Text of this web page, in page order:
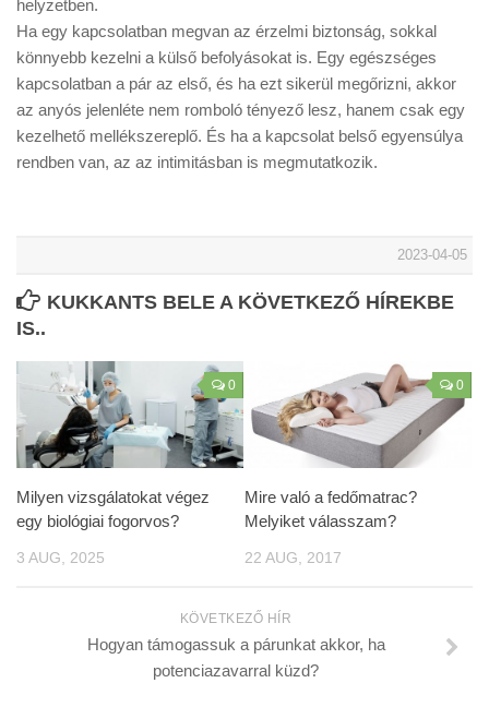
helyzetben.
Ha egy kapcsolatban megvan az érzelmi biztonság, sokkal
könnyebb kezelni a külső befolyásokat is. Egy egészséges
kapcsolatban a pár az első, és ha ezt sikerül megőrizni, akkor
az anyós jelenléte nem romboló tényező lesz, hanem csak egy
kezelhető mellékszereplő. És ha a kapcsolat belső egyensúlya
rendben van, az az intimitásban is megmutatkozik.
2023-04-05
KUKKANTS BELE A KÖVETKEZŐ HÍREKBE
IS..
0
Milyen vizsgálatokat végez
egy biológiai fogorvos?
3 AUG, 2025
0
Mire való a fedőmatrac?
Melyiket válasszam?
22 AUG, 2017
KÖVETKEZŐ HÍR
Hogyan támogassuk a párunkat akkor, ha
potenciazavarral küzd?